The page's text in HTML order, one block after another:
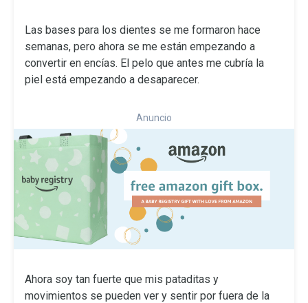
Las bases para los dientes se me formaron hace
semanas, pero ahora se me están empezando a
convertir en encías. El pelo que antes me cubría la
piel está empezando a desaparecer.
Anuncio
Ahora soy tan fuerte que mis pataditas y
movimientos se pueden ver y sentir por fuera de la